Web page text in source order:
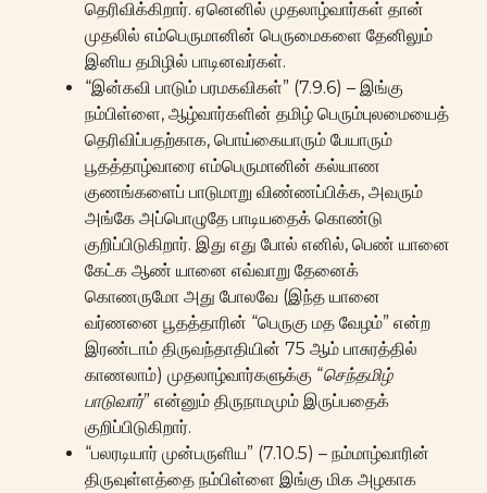
தெரிவிக்கிறார். ஏனெனில் முதலாழ்வார்கள் தான்
முதலில் எம்பெருமானின் பெருமைகளை தேனிலும்
இனிய தமிழில் பாடினவர்கள்.
“இன்கவி பாடும் பரமகவிகள்” (7.9.6) – இங்கு
நம்பிள்ளை, ஆழ்வார்களின் தமிழ் பெரும்புலமையைத்
தெரிவிப்பதற்காக, பொய்கையாரும் பேயாரும்
பூதத்தாழ்வாரை எம்பெருமானின் கல்யாண
குணங்களைப் பாடுமாறு விண்ணப்பிக்க, அவரும்
அங்கே அப்பொழுதே பாடியதைக் கொண்டு
குறிப்பிடுகிறார். இது எது போல் எனில், பெண் யானை
கேட்க ஆண் யானை எவ்வாறு தேனைக்
கொணருமோ அது போலவே (இந்த யானை
வர்ணனை பூதத்தாரின் “பெருகு மத வேழம்” என்ற
இரண்டாம் திருவந்தாதியின் 75 ஆம் பாசுரத்தில்
காணலாம்) முதலாழ்வார்களுக்கு “செந்தமிழ்
பாடுவார்” என்னும் திருநாமமும் இருப்பதைக்
குறிப்பிடுகிறார்.
“பலரடியார் முன்பருளிய” (7.10.5) – நம்மாழ்வாரின்
திருவுள்ளத்தை நம்பிள்ளை இங்கு மிக அழகாக